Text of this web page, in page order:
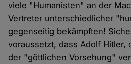
viele "Humanisten" an der
Vertreter unterschiedlicher
gegenseitig bekämpften!
voraussetzt, dass Adolf Hitler,
der "göttlichen Vorsehung"